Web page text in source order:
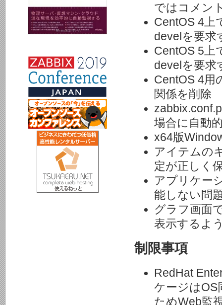
ではコメン
CentOS 4上
develを要求
CentOS 5上
develを要求
CentOS 4用
関係を削除
場合に自動
x64版
アイテムの
定が正しく
アプリケー
能しない問
グラフ画面
表示するよ
制限事項
RedHat
ケージはOS
ためWeb監